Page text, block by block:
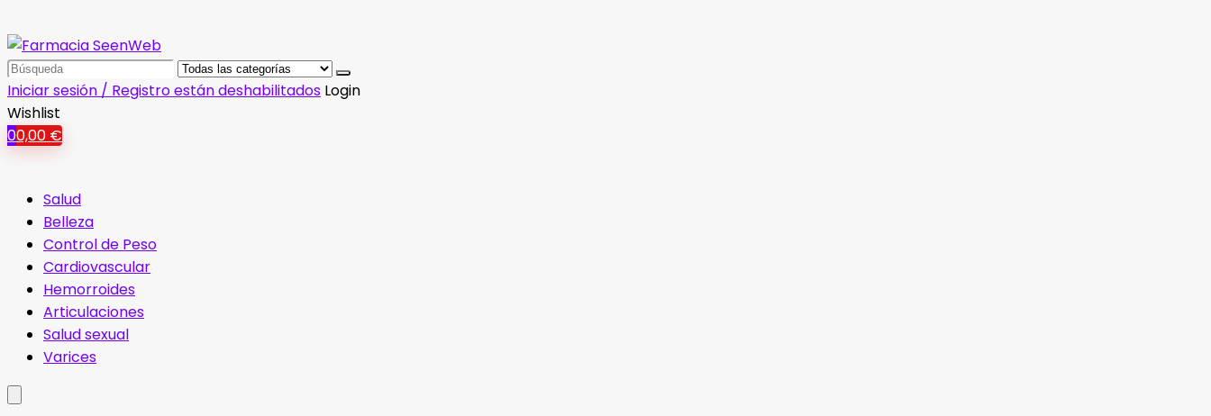
Search
for:
Iniciar sesión / Registro están deshabilitados Login
Wishlist
00,00 €
Salud
Belleza
Control de Peso
Cardiovascular
Hemorroides
Articulaciones
Salud sexual
Varices